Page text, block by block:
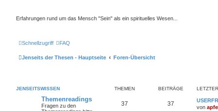
Erfahrungen rund um das Mensch "Sein" als ein spirituelles Wesen...
Schnellzugriff FAQ
Jenseits der Thesen - Hauptseite Foren-Übersicht
JENSEITSWISSEN THEMEN BEITRÄGE
Themenreadings
Fragen zu den
37 37
von